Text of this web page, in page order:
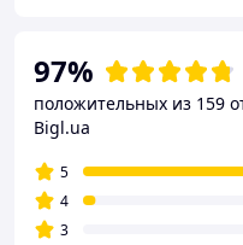
97%
положительных из 159
Bigl.ua
5
4
3